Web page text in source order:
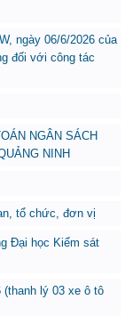
ngày 06/6/2026 của
đối với công tác
NGÂN SÁCH
NINH
tổ chức, đơn vị
Đại học Kiểm sát
lý 03 xe ô tô